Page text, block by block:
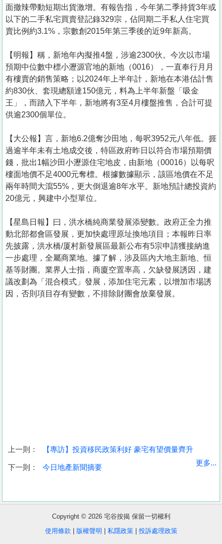
收
盤
面撤辣帶動短期出貨激增。有報告指，今年第二季持貨3年或
以下的二手私宅買賣登記錄329宗，佔同期二手私人住宅買
賣比例約3.1%，宗數創2015年第三季後的近9年新高。
【明報】稱，新地年內擬推4盤，涉逾2300伙。今次以市場
預期中位數中標小瀝源官地的新地（0016），一直奉行月月
有樓賣的銷售策略；以2024年上半年計，新地在本港估計售
約830伙、套現總額達150億元，料為上半年新盤「吸金
王」，而踏入下半年，新地將有3至4月樓盤推售，合計可提
供逾2300個單位。
【大公報】言，新地6.2億奪沙田地，每呎3952元八年低。捱
過逾半年未有土地成交後，特區政府昨日以符合市場預期價
錢，批出1幅沙田小瀝源住宅地皮，由新地（00016）以每呎
樓面地價不足4000元奪標。根據數據顯示，該區地價在不足
兩年時間大瀉55%，更大倒退逾8年水平。新地預計總投資約
20億元，興建中小型單位。
【星島日報】曰，洪水橋純商業發展添變數。政府正全力推
動北部都會區發展，更加快處理原址換地項目；本報昨日率
先披露，洪水橋/厦村新發展區最新公布有5宗申請獲接納進
一步處理，全屬商業地。據了解，涉及區內大地主新地、恒
基等財團。業界人士指，商廈空置率高，欠缺發展誘因，建
議改劃為「混合模式」發展，添加住宅元素，以增加市場誘
因，否則項目存有變數，不排除財團會放棄發展。
上一則： 【專訪】投資移民政策利好 豪宅有望價量齊升
下一則： 今日地產新聞摘要
更多...
Copyright © 2026 宅谷按揭 保留一切權利
使用條款
版權聲明 私隱政策| 投訴處理政策